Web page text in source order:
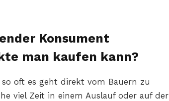
Konsument
man kaufen kann?
oft es geht direkt vom Bauern zu
viel Zeit in einem Auslauf oder auf der